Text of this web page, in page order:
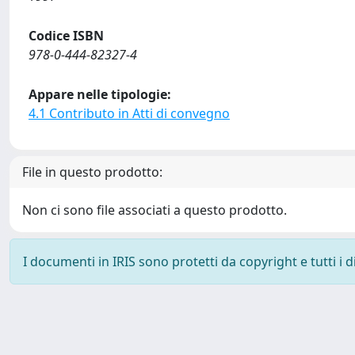
Codice ISBN
978-0-444-82327-4
Appare nelle tipologie:
4.1 Contributo in Atti di convegno
File in questo prodotto:
Non ci sono file associati a questo prodotto.
I documenti in IRIS sono protetti da copyright e tutti i